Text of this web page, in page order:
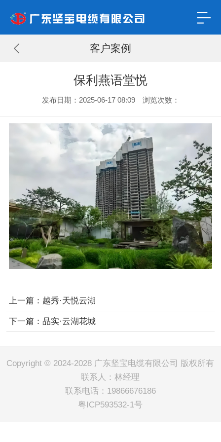
客户案例
保利燕语堂悦
发布日期：2025-06-17 08:09 浏览次数：
上一篇： 越秀·天悦云湖
下一篇： 品实·云湖花城
Copyright © 2024-2028 广东坚宝电缆有限公司 版权所有
联系人：林经理
联系电话：19866676186
粤ICP593532-1号